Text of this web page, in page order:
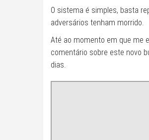
O sistema é simples, basta
adversários tenham morrido.
Até ao momento em que me
comentário sobre este novo
dias.